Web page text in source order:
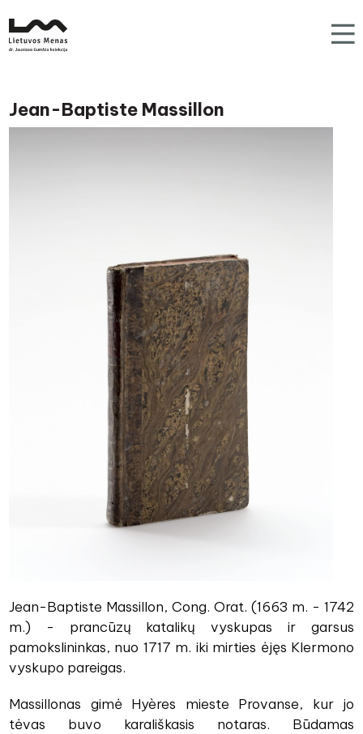
Jean-Baptiste Massillon
Jean-Baptiste Massillon, Cong. Orat. (1663 m. - 1742
m.) - prancūzų katalikų vyskupas ir garsus
pamokslininkas, nuo 1717 m. iki mirties ėjęs Klermono
vyskupo pareigas.
Massillonas gimė Hyères mieste Provanse, kur jo
tėvas buvo karališkasis notaras. Būdamas